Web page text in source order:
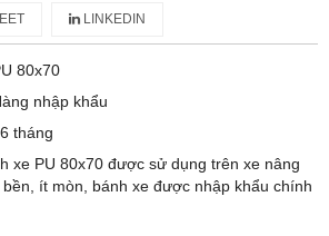
LINKEDIN
80x70
nhập khẩu
tháng
xe PU 80x70 được sử dụng trên xe nâng
ít mòn, bánh xe được nhập khẩu chính